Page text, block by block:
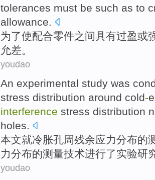
tolerances must be such as to
allowance.
为了使配合零件之间具有过盈或
允差。
youdao
An experimental study was
stress distribution around cold-
interference stress distribution
holes.
本文就冷胀孔周残余应力分布的
力分布的测量技术进行了实验研
youdao